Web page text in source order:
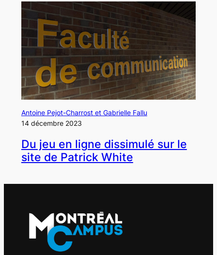
Antoine Pejot-Charrost et Gabrielle Fallu
14 décembre 2023
Du jeu en ligne dissimulé sur le
site de Patrick White